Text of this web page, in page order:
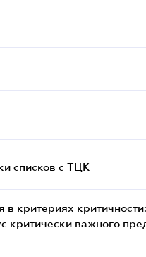
списков c ТЦК
критериях
критически важного